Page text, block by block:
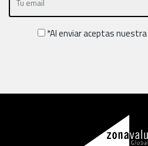
*Al enviar aceptas nuestra